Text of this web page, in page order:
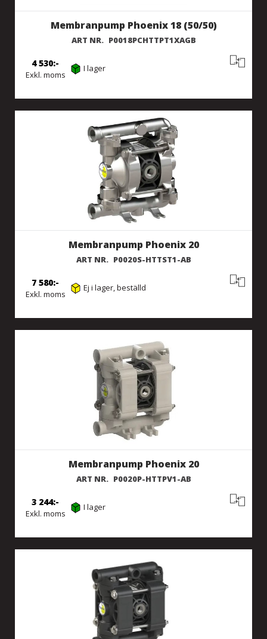
Membranpump Phoenix 18 (50/50)
ART NR. P0018PCHTTPT1XAGB
Exkl. moms
4 530 I lager
Membranpump Phoenix 20
ART NR. P0020S-HTTST1-AB
Exkl. moms
7 580 Ej i lager, beställd
Membranpump Phoenix 20
ART NR. P0020P-HTTPV1-AB
Exkl. moms
3 244 I lager